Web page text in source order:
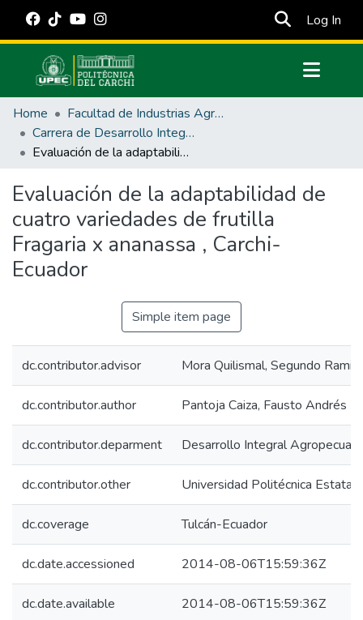
Log In
Communities & Collections
All of DSpace
Statistics
Estadísticas Externas
Manuales
Home
Facultad de Industrias Agropecuarias y Ciencias Ambientales
Carrera de Desarrollo Integral Agropecuario
Evaluación de la adaptabilidad de cuatro variedades de frutilla Fragaria x ananassa , Carchi-Ecuador
Evaluación de la adaptabilidad de
cuatro variedades de frutilla
Fragaria x ananassa , Carchi-
Ecuador
Simple item page
dc.contributor.advisor Mora Quilismal, Segundo Ramiro
dc.contributor.author Pantoja Caiza, Fausto Andrés
dc.contributor.deparment Desarrollo Integral
dc.contributor.other Universidad Politécnica Estatal
dc.coverage Tulcán-Ecuador
dc.date.accessioned 2014-08-06T15:59:36Z
dc.date.available 2014-08-06T15:59:36Z